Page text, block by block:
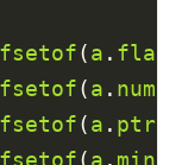
(a . flag
(a . num
(a . ptr
(a . mini